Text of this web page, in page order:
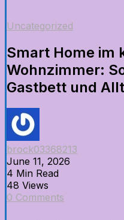
Uncategorized
Smart Home im
Wohnzimmer:
Gastbett und
brock03368213
June 11, 2026
4 Min Read
48 Views
0 Comments